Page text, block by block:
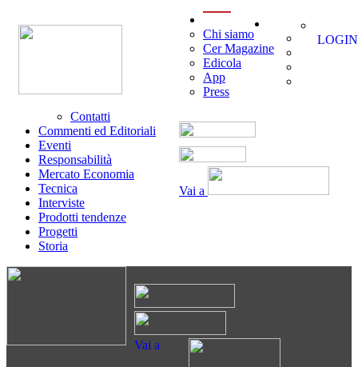
Vai a
Chi siamo
Cer Magazine
Edicola
App
Press
Contatti
Commenti ed Editoriali
Eventi
Responsabilità
Mercato Economia
Tecnica
Interviste
Prodotti tendenze
Progetti
Storia
LOGIN
Vai a